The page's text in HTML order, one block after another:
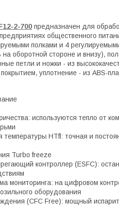
2-700 предназначен для
общественного
полками и 4
на оборотной стороне и внизу),
петли и ножки - из
уплотнение - из ABS-
используются тепло от
HTfl: точная и
Turbo freeze
контроллер (ESFC):
мониторинга: на цифровом
оборудования
(CFC Free): мощный